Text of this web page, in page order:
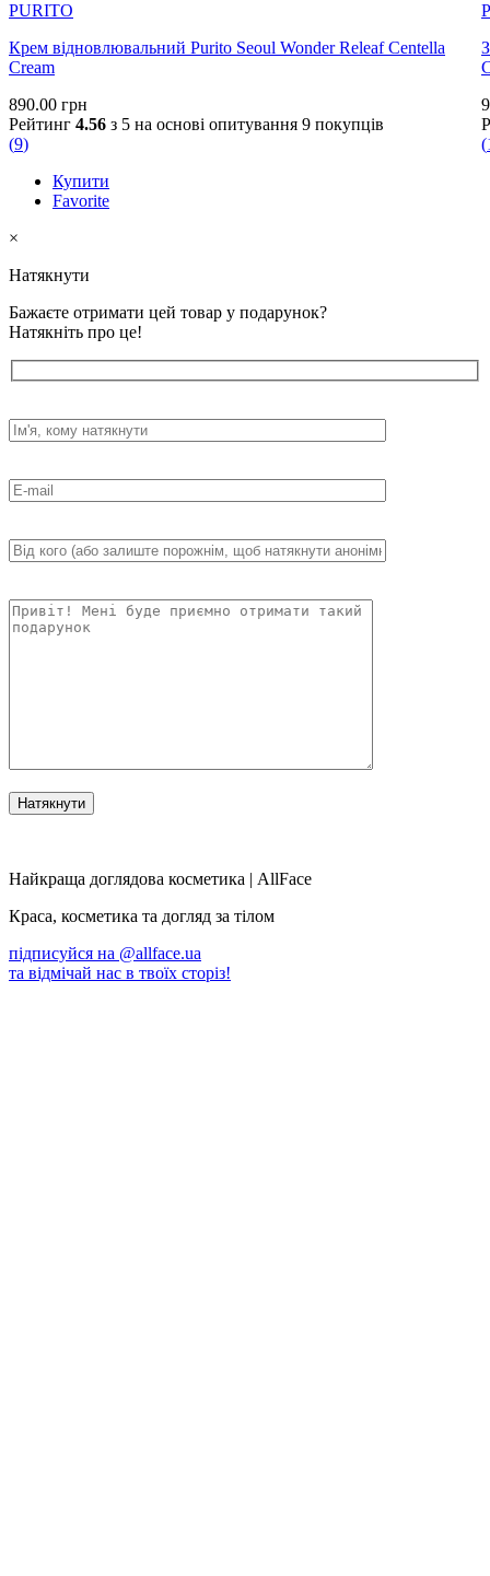
PURITO
Крем відновлювальний Purito Seoul Wonder Releaf Centella
Cream
890.00 грн
Рейтинг 4.56 з 5 на основі опитування 9 покупців
(9)
Купити
Favorite
(
×
Натякнути
Бажаєте отримати цей товар у подарунок?
Натякніть про це!
Найкраща доглядова косметика | AllFace
Краса, косметика та догляд за тілом
підписуйся на @allface.ua
та відмічай нас в твоїх сторіз!